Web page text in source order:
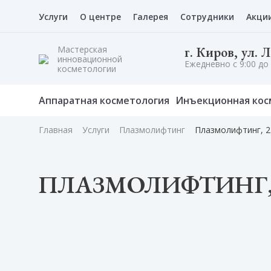
Услуги О центре Галерея Сотрудники
Мастерская
инновационной
косметологии
г. Киров, ул.
Ежедневно с 9:00 до
Аппаратная косметология Инъекционная
Главная Услуги Плазмолифтинг Плазмолифтинг,